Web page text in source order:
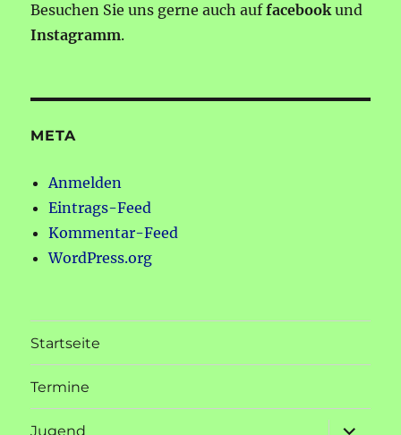
Besuchen Sie uns gerne auch auffacebookund
Instagramm.
META
Anmelden
Eintrags-Feed
Kommentar-Feed
WordPress.org
Startseite
Termine
Jugend